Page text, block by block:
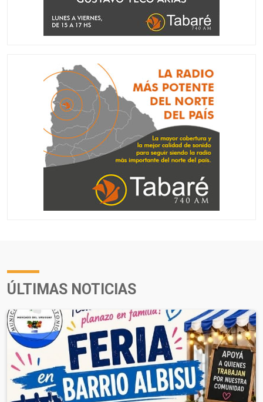
ÚLTIMAS NOTICIAS